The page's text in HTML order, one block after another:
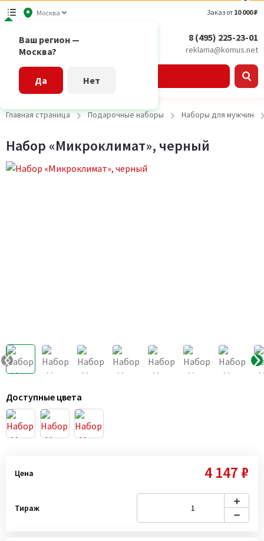
Москва
Ваш регион —
Москва?
Да Нет
Заказ от 10 000 ₽
8 (495) 225-23-01
reklama@komus.net
Главная страница Подарочные наборы Наборы для мужчин
Набор «Микроклимат», черный
Доступные цвета
Цена 4 147 ₽
Тираж